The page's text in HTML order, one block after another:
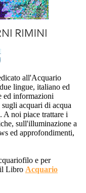
all'Acquario
lingue, italiano ed
ed informazioni
acquari di acqua
A noi piace trattare i
sull'illuminazione a
ed approfondimenti,
e per
Libro Acquario